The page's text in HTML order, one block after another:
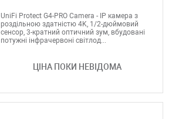
ЦІНА ПОКИ НЕВІДОМА
UniFi Protect G4-PRO Camera - IP камера з
роздільною здатністю 4K, 1/2-дюймовий
сенсор, 3-кратний оптичний зум, вбудовані
потужні інфрачервоні світлод...